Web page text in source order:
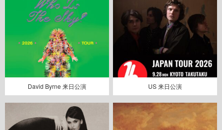
David Byrne 来日公演 US 来日公演